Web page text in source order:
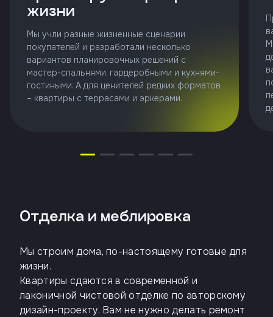
жизни
Мы учли разные жизненные сценарии
покупателей и разработали несколько
вариантов планировочных решений с
мастер-спальнями, гардеробными и кухнями-
гостиными. А для ценителей редких форматов
– квартиры с террасами и эркерами.
Отделка и меблировка
Мы строим дома, по-настоящему готовые для
жизни.
Квартиры сдаются в современной и
лаконичной чистовой отделке по авторскому
дизайн-проекту. Вам не нужно делать ремонт
(343)
71-10
Заказать
звонок